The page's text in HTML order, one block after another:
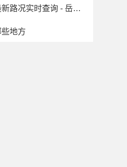
城陵矶高速岳阳段最新路况实时查询 - 岳阳城陵矶高速最新消息 - 车流量大吗
地方